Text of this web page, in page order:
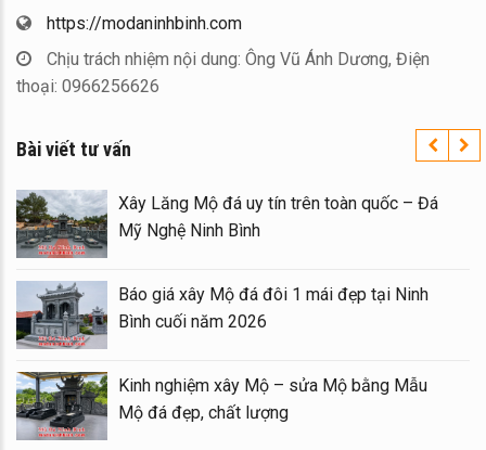
https://modaninhbinh.com
Chịu trách nhiệm nội dung: Ông Vũ Ánh Dương, Điện
thoại: 0966256626
Bài viết tư vấn
Xây Lăng Mộ đá uy tín trên toàn quốc – Đá
Mỹ Nghệ Ninh Bình
Báo giá xây Mộ đá đôi 1 mái đẹp tại Ninh
Bình cuối năm 2026
Kinh nghiệm xây Mộ – sửa Mộ bằng Mẫu
Mộ đá đẹp, chất lượng